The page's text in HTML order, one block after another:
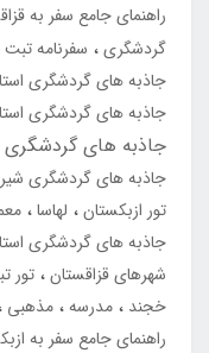
راهنمای جامع سفر به
گردشگری
سفرنامه تبت
جاذبه های گردشگری
جاذبه های گردشگری
جاذبه های گردشگری
جاذبه های گردشگری
تور ازبکستان
لهاسا
جاذبه های گردشگری
شهرهای قزاقستان تور
خجند
مدرسه مذهبی
راهنمای جامع سفر به